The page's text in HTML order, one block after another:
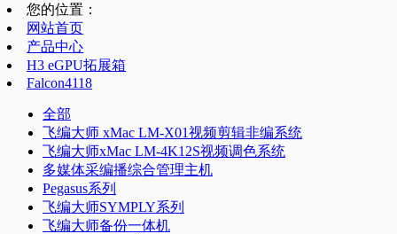
您的位置：
网站首页
产品中心
H3 eGPU拓展箱
Falcon4118
全部
飞编大师 xMac LM-X01视频剪辑非编系统
飞编大师xMac LM-4K12S视频调色系统
多媒体采编播综合管理主机
Pegasus系列
飞编大师SYMPLY系列
飞编大师备份一体机